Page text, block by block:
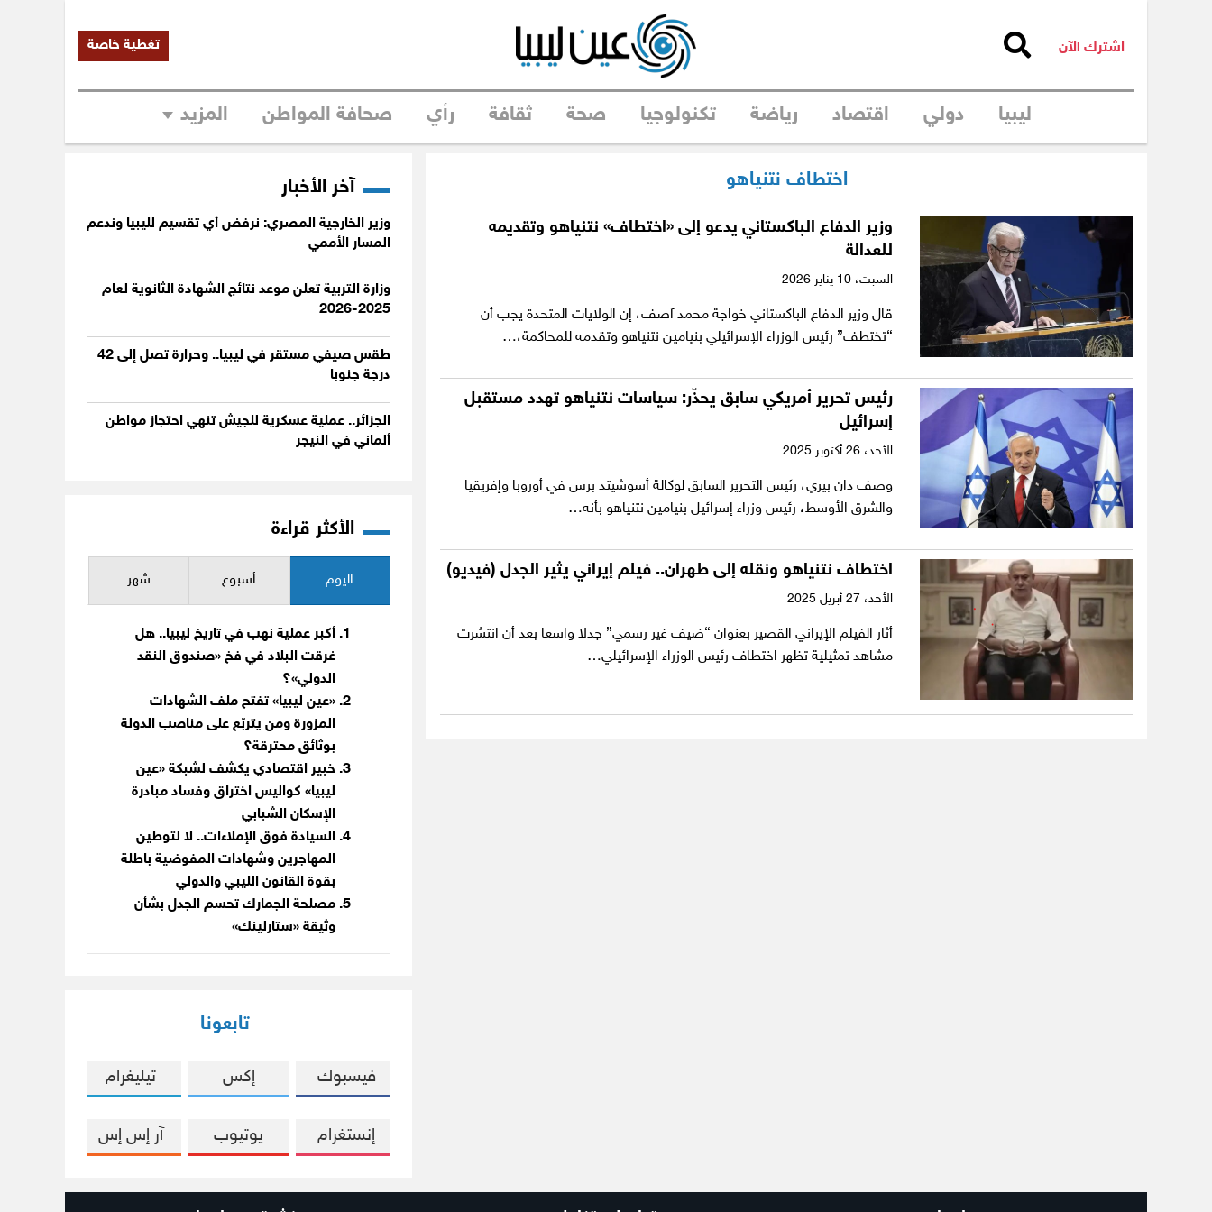
اشترك الآن تغطية خاصة
ليبيا دولي اقتصاد رياضة تكنولوجيا صحة ثقافة رأي صحافة المواطن المزيد
اختطاف نتنياهو
وزير الدفاع الباكستاني يدعو إلى «اختطاف» نتنياهو وتقديمه
للعدالة
السبت،
قال وزير الدفاع الباكستاني خواجة محمد آصف، إن الولايات المتحدة يجب أن
“تختطف” رئيس الوزراء الإسرائيلي بنيامين نتنياهو وتقدمه للمحاكمة،…
رئيس تحرير أمريكي سابق يحذّر: سياسات نتنياهو تهدد مستقبل
إسرائيل
الأحد،
وصف دان بيري، رئيس التحرير السابق لوكالة أسوشيتد برس في أوروبا وإفريقيا
والشرق الأوسط، رئيس وزراء إسرائيل بنيامين نتنياهو بأنه…
اختطاف نتنياهو ونقله إلى طهران.. فيلم إيراني يثير الجدل (فيديو)
الأحد،
أثار الفيلم الإيراني القصير بعنوان “ضيف غير رسمي” جدلا واسعا بعد أن انتشرت
مشاهد تمثيلية تظهر اختطاف رئيس الوزراء الإسرائيلي…
آخر الأخبار
وزير الخارجية المصري: نرفض أي تقسيم لليبيا وندعم
المسار الأممي
وزارة التربية تعلن موعد نتائج الشهادة الثانوية لعام
2025-2026
طقس صيفي مستقر في ليبيا.. وحرارة تصل إلى 42
درجة جنوبا
الجزائر.. عملية عسكرية للجيش تنهي احتجاز مواطن
ألماني في النيجر
الأكثر قراءة
اليوم أسبوع شهر
أكبر عملية نهب في تاريخ ليبيا.. هل
غرقت البلاد في فخ «صندوق النقد
الدولي»؟
«عين ليبيا» تفتح ملف الشهادات
المزورة ومن يتربّع على مناصب الدولة
بوثائق محترقة؟
خبير اقتصادي يكشف لشبكة «عين
ليبيا» كواليس اختراق وفساد مبادرة
الإسكان الشبابي
السيادة فوق الإملاءات.. لا لتوطين
المهاجرين وشهادات المفوضية باطلة
بقوة القانون الليبي والدولي
مصلحة الجمارك تحسم الجدل بشأن
وثيقة «ستارلينك»
تابعونا
فيسبوك إكس تيليغرام
إنستغرام يوتيوب آر إس إس